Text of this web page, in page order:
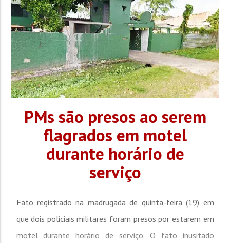
PMs são presos ao serem
flagrados em motel
durante horário de
serviço
Fato registrado na madrugada de quinta-feira (19) em
que dois policiais militares foram presos por estarem em
motel durante horário de serviço. O fato inusitado